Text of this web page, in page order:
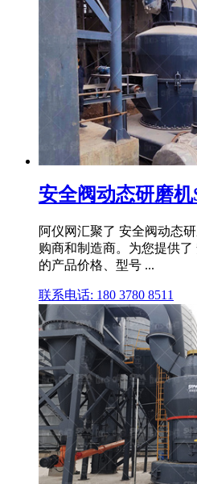
安全阀动态研磨机
阿仪网汇聚了 安全阀动态
购商和制造商。为您提供
的产品价格、型号 ...
联系电话: 180 3780 8511